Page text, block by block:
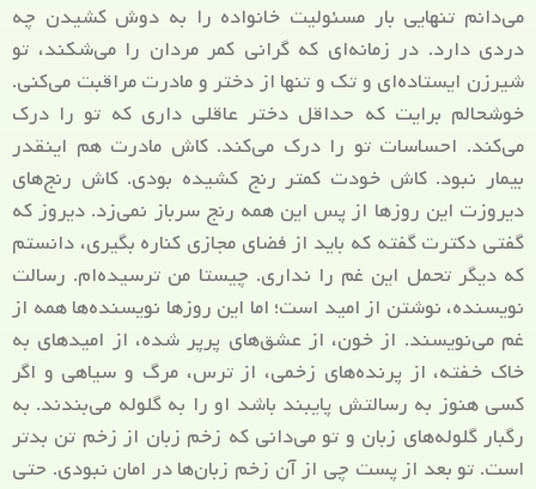
می‌دانم تنهایی بار مسئولیت خانواده را به دوش کشیدن چه
دردی دارد. در زمانه‌ای که گرانی کمر مردان را می‌شکند، تو
شیرزن ایستاده‌ای و تک و تنها از دختر و مادرت مراقبت می‌کنی.
خوشحالم برایت که حداقل دختر عاقلی داری که تو را درک
می‌کند. احساسات تو را درک می‌کند. کاش مادرت هم اینقدر
بیمار نبود. کاش خودت کمتر رنج کشیده بودی. کاش رنج‌های
دیروزت این روزها از پس این همه رنج سرباز نمی‌زد. دیروز که
گفتی دکترت گفته که باید از فضای مجازی کناره بگیری، دانستم
که دیگر تحمل این غم را نداری. چیستا من ترسیده‌ام. رسالت
نویسنده، نوشتن از امید است؛ اما این روزها نویسنده‌ها همه از
غم می‌نویسند. از خون، از عشق‌های پرپر شده، از امیدهای به
خاک خفته، از پرنده‌های زخمی، از ترس، مرگ و سیاهی و اگر
کسی هنوز به رسالتش پایبند باشد او را به گلوله می‌بندند. به
رگبار گلوله‌های زبان و تو می‌دانی که زخم زبان از زخم تن بدتر
است. تو بعد از پست چی از آن زخم زبان‌ها در امان نبودی. حتی